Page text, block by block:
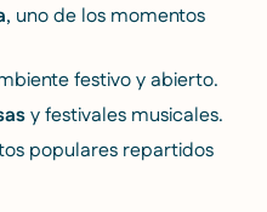
, uno de los momentos
festivo y abierto.
y festivales musicales.
populares repartidos